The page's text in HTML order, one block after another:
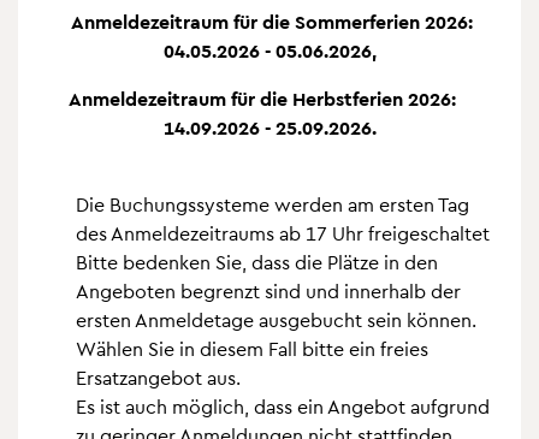
Anmel­de­zeit­raum für die Som­mer­fe­rien 2026:
04.05.2026 - 05.06.2026,
Anmel­de­zeit­raum für die Herbst­fe­rien 2026:
14.09.2026 - 25.09.2026.
Die Buchungs­sys­teme wer­den am ers­ten Tag
des Anmel­de­zeit­raums ab 17 Uhr frei­ge­schal­tet
Bitte beden­ken Sie, dass die Plätze in den
Ange­bo­ten begrenzt sind und inner­halb der
ers­ten Anmel­de­tage aus­ge­bucht sein kön­nen.
Wäh­len Sie in die­sem Fall bitte ein freies
Ersatz­an­ge­bot aus.
Es ist auch mög­lich, dass ein Ange­bot auf­grund